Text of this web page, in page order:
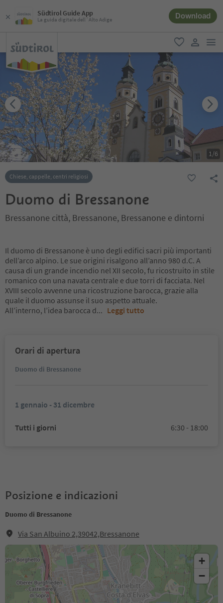
Südtirol Guide App
La guida digitale dell´Alto Adige Download
favoriti
user link
1/6
Chiese, cappelle, centri religiosi
Duomo di Bressanone
Bressanone città, Bressanone, Bressanone e dintorni
Il duomo di Bressanone è uno degli edifici sacri più importanti
dell’arco alpino. Le sue origini risalgono all’anno 980 d.C. A
causa di un grande incendio nel XII secolo, fu ricostruito in stile
romanico con una navata centrale e due torri di facciata. Nel
XVIII secolo avvenne una ricostruzione barocca, grazie alla
quale il duomo assunse il suo aspetto attuale.
All’interno, l’idea barocca d... Leggi tutto
Orari di apertura
Duomo di Bressanone
1 gennaio - 31 dicembre
Tutti i giorni 6:30 - 18:00
Posizione e indicazioni
Duomo di Bressanone
Via San Albuino 2,39042,Bressanone
+
−